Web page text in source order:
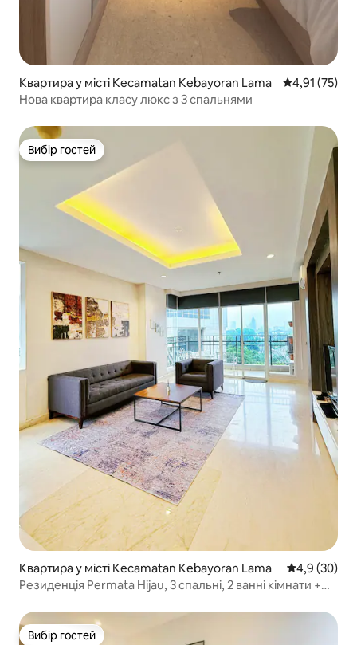
Квартира у місті Kecamatan Kebayoran Lama Середня
4,91 (75)
Нова квартира класу люкс з 3 спальнями
Вибір гостей
Вибір гостей
Квартира у місті Kecamatan Kebayoran Lama Середня
4,9 (30)
Резиденція Permata Hijau, 3 спальні, 2 ванні кімнати +
Вибір гостей